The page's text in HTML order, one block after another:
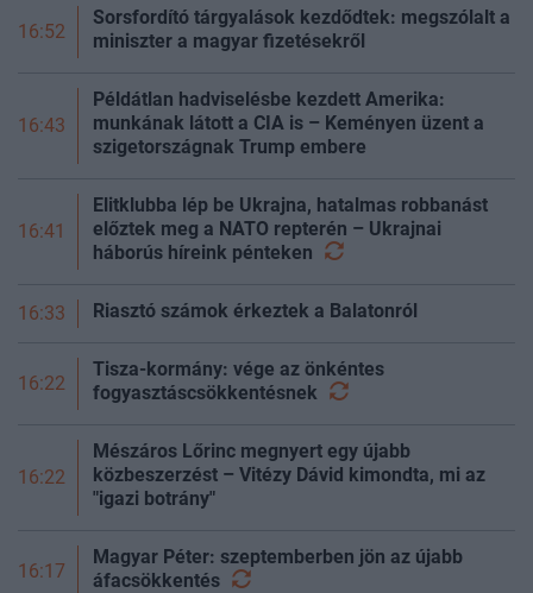
16:52
Sorsfordító tárgyalások kezdődtek: megszólalt a
miniszter a magyar fizetésekről
16:43
Példátlan hadviselésbe kezdett Amerika:
munkának látott a CIA is – Keményen üzent a
szigetországnak Trump embere
16:41
Elitklubba lép be Ukrajna, hatalmas robbanást
előztek meg a NATO repterén – Ukrajnai
háborús híreink pénteken
16:33 Riasztó számok érkeztek a Balatonról
16:22
Tisza-kormány: vége az önkéntes
fogyasztáscsökkentésnek
16:22
Mészáros Lőrinc megnyert egy újabb
közbeszerzést – Vitézy Dávid kimondta, mi az
"igazi botrány"
16:17
Magyar Péter: szeptemberben jön az újabb
áfacsökkentés